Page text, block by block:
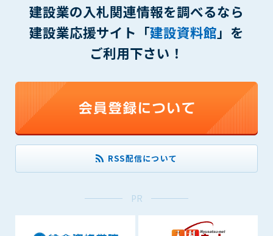
建設業の入札関連情報を調べるなら
建設業応援サイト「建設資料館」を
ご利用下さい！
RSS配信について
PR
る行為
(2) 第三者または管理者の財産、プライバシー等を侵害する行
為
(3) 第三者または管理者を誹謗中傷する行為
(4) 有害なコンピュータプログラム等を送信又は書き込む行為
(6) 管理者が承認していない営利を目的とした行為
(7) 公序良俗に反する行為
(8) 犯罪的行為に結びつく行為
(9) その他、法律に反する行為
(10) 建設資料館から知り得た情報及びダウンロードした情報
を、営利を目的として第三者に転売し、または転売のため
に第三者に提供すること
第7条（登録内容の削除）
管理者は、会員が登録した内容が以下に該当する、またはその
恐れのあるものは、会員の承諾なく削除できるものとします。